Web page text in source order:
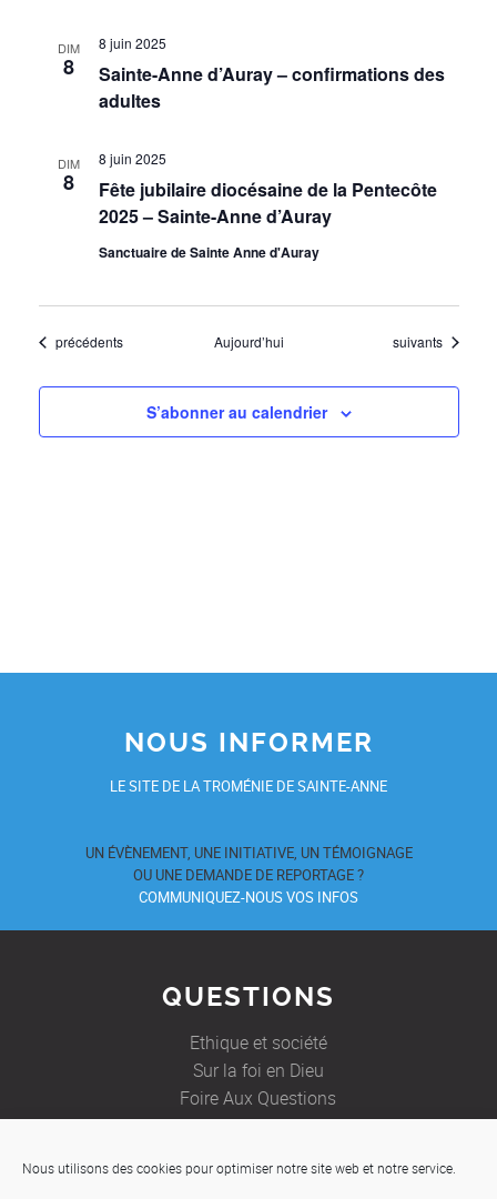
Nous utilisons des cookies pour optimiser notre site web et notre service.
DIM
8
Sainte-Anne d’Auray – confirmations des
adultes
8 juin 2025
DIM
8
Fête jubilaire diocésaine de la Pentecôte
2025 – Sainte-Anne d’Auray
8 juin 2025
Sanctuaire de Sainte Anne d'Auray
Évènements
précédents Aujourd’hui Évènements
suivants
S’abonner au calendrier
NOUS INFORMER
LE SITE DE LA TROMÉNIE DE SAINTE-ANNE
UN ÉVÈNEMENT, UNE INITIATIVE, UN TÉMOIGNAGE
OU UNE DEMANDE DE REPORTAGE ?
COMMUNIQUEZ-NOUS VOS INFOS
QUESTIONS
Ethique et société
Sur la foi en Dieu
Foire Aux Questions